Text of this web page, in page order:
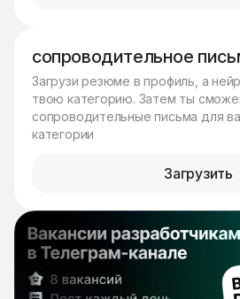
сопроводительное
Загрузи резюме в профиль, а
твою категорию. Затем ты
сопроводительные письма для
категории
Загрузить